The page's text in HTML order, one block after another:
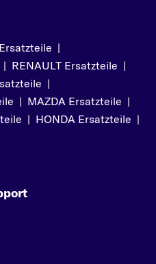
|
| RENAULT Ersatzteile |
|
| MAZDA Ersatzteile |
| HONDA Ersatzteile |